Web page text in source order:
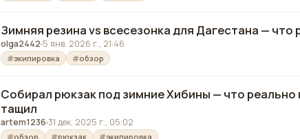
Зимняя резина vs всесезонка для Дагестана — что
olga2442 5 янв. 2026 г., 21:46
экипировка обзор
Собирал рюкзак под зимние Хибины — что реально
тащил
artem1236 31 дек. 2025 г., 05:02
обзор рюкзак экипировка